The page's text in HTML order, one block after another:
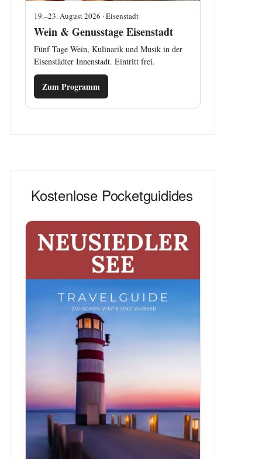
19.–23. August 2026 · Eisenstadt
Wein & Genusstage Eisenstadt
Fünf Tage Wein, Kulinarik und Musik in der
Eisenstädter Innenstadt. Eintritt frei.
Zum Programm
Kostenlose Pocketguidides